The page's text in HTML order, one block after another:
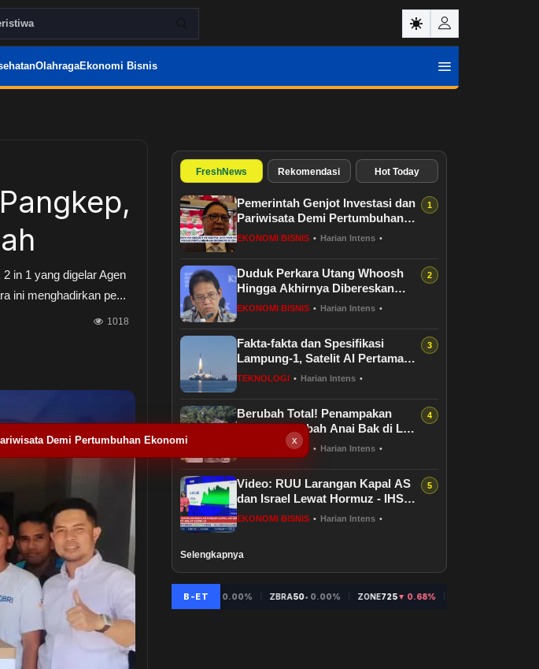
OlahragaEkonomi Bisnis
in 1 yang digelar Agen
ini menghadirkan pe...
1018
FreshNews Rekomendasi Hot Today
Pemerintah Genjot Investasi dan
Pariwisata Demi Pertumbuhan
Ekonomi
EKONOMI BISNIS • Harian Intens •
Duduk Perkara Utang Whoosh
Hingga Akhirnya Dibereskan
Purbaya
EKONOMI BISNIS • Harian Intens •
Fakta-fakta dan Spesifikasi
Lampung-1, Satelit AI Pertama
Indonesia
TEKNOLOGI • Harian Intens •
Berubah Total! Penampakan
Terbaru Lembah Anai Bak di Luar
EKONOMI BISNIS • Harian Intens •
Video: RUU Larangan Kapal AS
dan Israel Lewat Hormuz - IHSG
Lanjut Reli
EKONOMI BISNIS • Harian Intens •
Selengkapnya
x
Demi Pertumbuhan Ekonomi